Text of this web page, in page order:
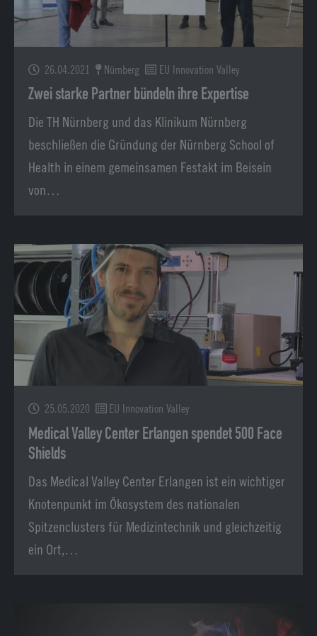
26.04.2021 Nürnberg EU Innovation Valley
Zwei starke Partner bündeln ihre Expertise
Die TH Nürnberg und das Klinikum Nürnberg
beschließen die Gründung der Nürnberg School of
Health in einem gemeinsamen Festakt im Beisein
von…
25.05.2020 EU Innovation Valley
Medical Valley Center Erlangen spendet 500 Face
Shields
Das Medical Valley Center Erlangen ist ein wichtiger
Knotenpunkt im Ökosystem des nationalen
Spitzenclusters für Medizintechnik und gleichzeitig
ein Ort,…